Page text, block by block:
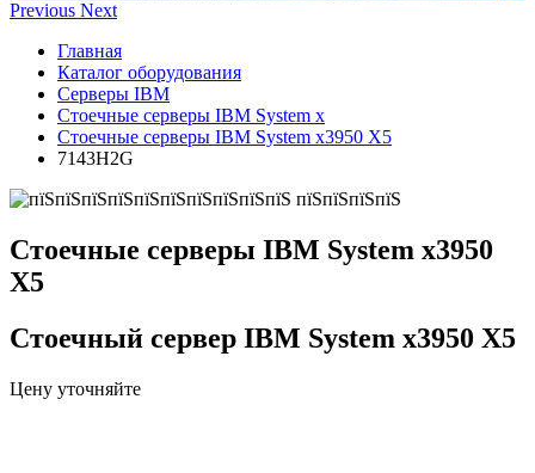
Previous Next
Главная
Каталог оборудования
Серверы IBM
Стоечные серверы IBM System x
Стоечные серверы IBM System x3950 X5
7143H2G
Стоечные серверы IBM System x3950
X5
Стоечный сервер IBM System x3950 X5
Цену уточняйте